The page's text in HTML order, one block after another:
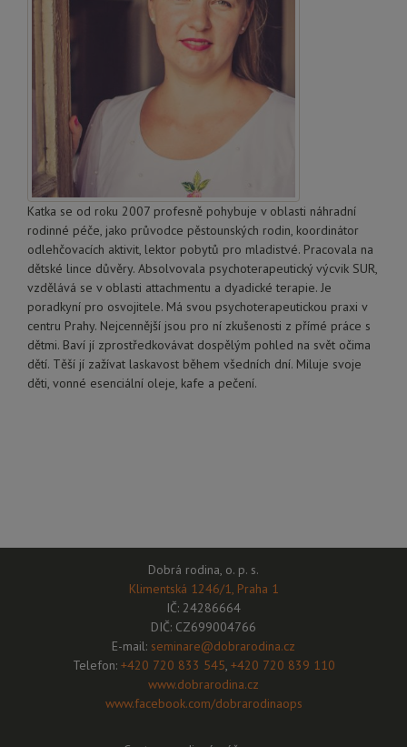
Katka se od roku 2007 profesně pohybuje v oblasti náhradní
rodinné péče, jako průvodce pěstounských rodin, koordinátor
odlehčovacích aktivit, lektor pobytů pro mladistvé. Pracovala na
dětské lince důvěry. Absolvovala psychoterapeutický výcvik SUR,
vzdělává se v oblasti attachmentu a dyadické terapie. Je
poradkyní pro osvojitele. Má svou psychoterapeutickou praxi v
centru Prahy. Nejcennější jsou pro ní zkušenosti z přímé práce s
dětmi. Baví jí zprostředkovávat dospělým pohled na svět očima
dětí. Těší jí zažívat laskavost během všedních dní. Miluje svoje
děti, vonné esenciální oleje, kafe a pečení.
Dobrá rodina, o. p. s.
Klimentská 1246/1, Praha 1
IČ: 24286664
DIČ: CZ699004766
E-mail: seminare@dobrarodina.cz
Telefon: +420 720 833 545, +420 720 839 110
www.dobrarodina.cz
www.facebook.com/dobrarodinaops